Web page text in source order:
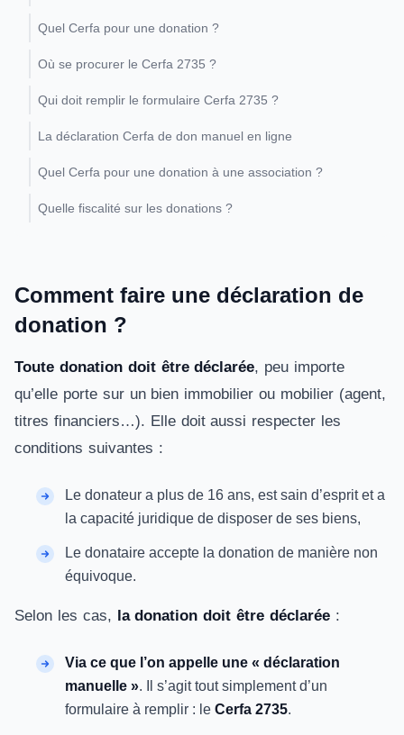
Quel Cerfa pour une donation ?
Où se procurer le Cerfa 2735 ?
Qui doit remplir le formulaire Cerfa 2735 ?
La déclaration Cerfa de don manuel en ligne
Quel Cerfa pour une donation à une association ?
Quelle fiscalité sur les donations ?
Comment faire une déclaration de
donation ?
Toute donation doit être déclarée, peu importe
qu’elle porte sur un bien immobilier ou mobilier (agent,
titres financiers…). Elle doit aussi respecter les
conditions suivantes :
Le donateur a plus de 16 ans, est sain d’esprit et a
la capacité juridique de disposer de ses biens,
Le donataire accepte la donation de manière non
équivoque.
Selon les cas, la donation doit être déclarée:
Via ce que l’on appelle une « déclaration
manuelle ». Il s’agit tout simplement d’un
formulaire à remplir : le Cerfa 2735.